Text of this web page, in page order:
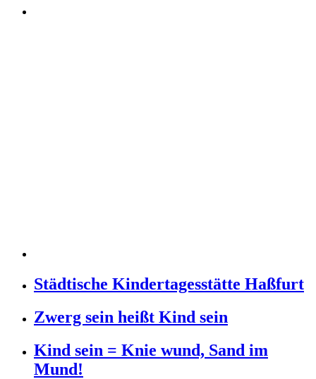
Städtische Kindertagesstätte Haßfurt
Zwerg sein heißt Kind sein
Kind sein = Knie wund, Sand im
Mund!